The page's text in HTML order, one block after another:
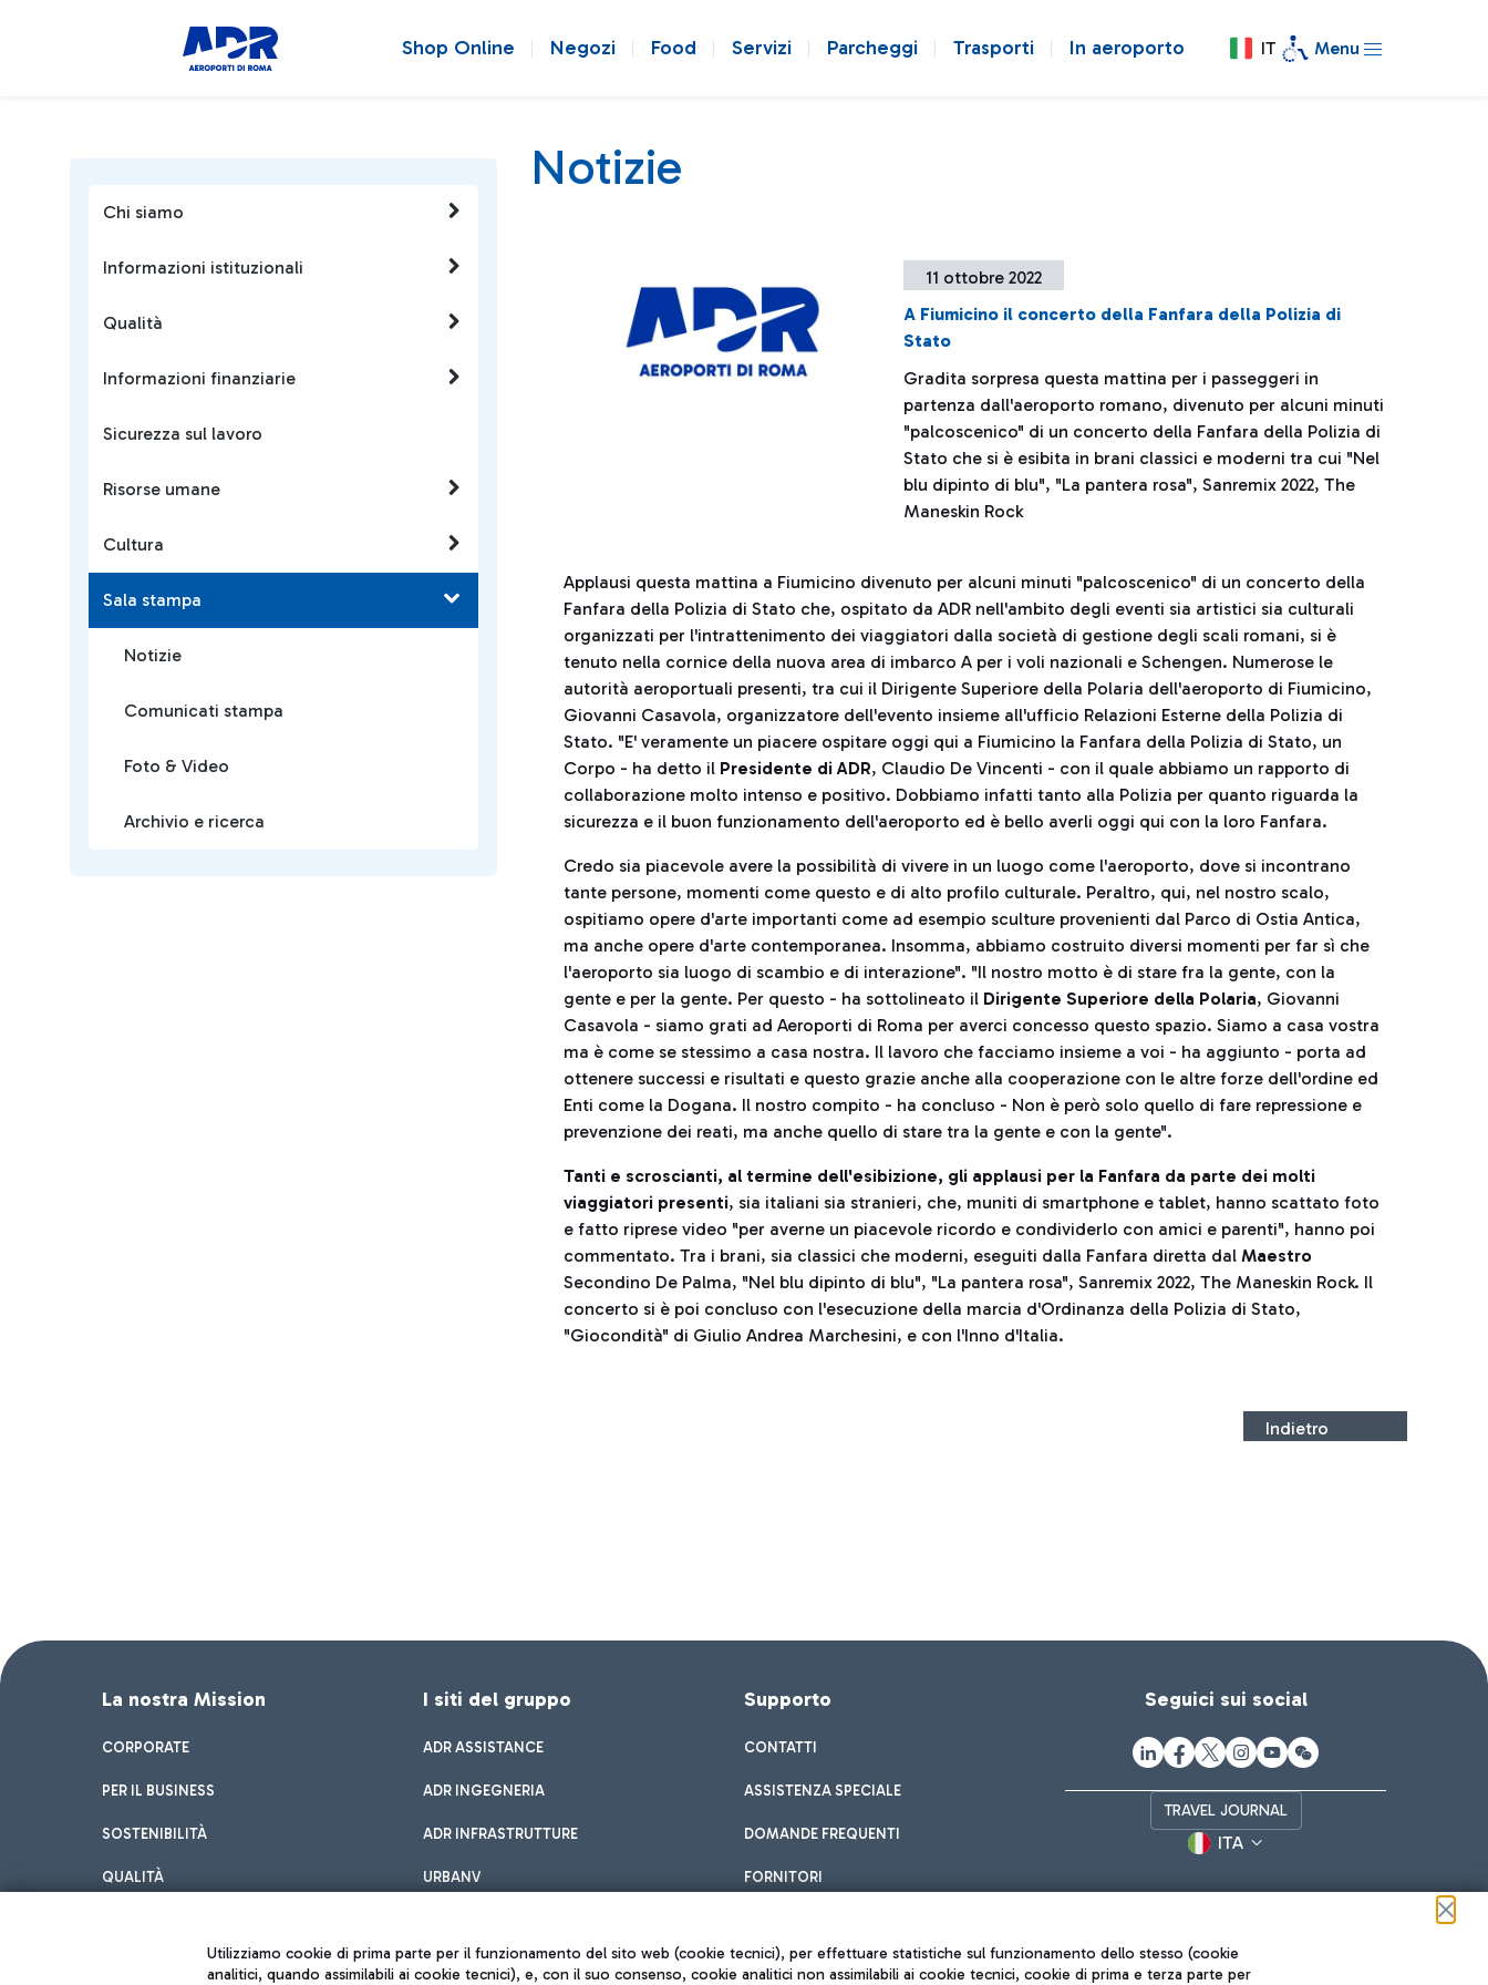
Shop Online Negozi Food Servizi Parcheggi Trasporti In aeroporto IT Menu
Chi siamo
Informazioni istituzionali
Qualità
Informazioni finanziarie
Sicurezza sul lavoro
Risorse umane
Cultura
Sala stampa
Notizie
Comunicati stampa
Foto & Video
Archivio e ricerca
Notizie
11 ottobre 2022
A Fiumicino il concerto della Fanfara della Polizia di
Stato
Gradita sorpresa questa mattina per i passeggeri in
partenza dall'aeroporto romano, divenuto per alcuni minuti
"palcoscenico" di un concerto della Fanfara della Polizia di
Stato che si è esibita in brani classici e moderni tra cui "Nel
blu dipinto di blu", "La pantera rosa", Sanremix 2022, The
Maneskin Rock
Applausi questa mattina a Fiumicino divenuto per alcuni minuti "palcoscenico" di un concerto della
Fanfara della Polizia di Stato che, ospitato da ADR nell'ambito degli eventi sia artistici sia culturali
organizzati per l'intrattenimento dei viaggiatori dalla società di gestione degli scali romani, si è
tenuto nella cornice della nuova area di imbarco A per i voli nazionali e Schengen. Numerose le
autorità aeroportuali presenti, tra cui il Dirigente Superiore della Polaria dell'aeroporto di Fiumicino,
Giovanni Casavola, organizzatore dell'evento insieme all'ufficio Relazioni Esterne della Polizia di
Stato. "E' veramente un piacere ospitare oggi qui a Fiumicino la Fanfara della Polizia di Stato, un
Corpo - ha detto il Presidente di ADR, Claudio De Vincenti - con il quale abbiamo un rapporto di
collaborazione molto intenso e positivo. Dobbiamo infatti tanto alla Polizia per quanto riguarda la
sicurezza e il buon funzionamento dell'aeroporto ed è bello averli oggi qui con la loro Fanfara.
Credo sia piacevole avere la possibilità di vivere in un luogo come l'aeroporto, dove si incontrano
tante persone, momenti come questo e di alto profilo culturale. Peraltro, qui, nel nostro scalo,
ospitiamo opere d'arte importanti come ad esempio sculture provenienti dal Parco di Ostia Antica,
ma anche opere d'arte contemporanea. Insomma, abbiamo costruito diversi momenti per far sì che
l'aeroporto sia luogo di scambio e di interazione". "Il nostro motto è di stare fra la gente, con la
gente e per la gente. Per questo - ha sottolineato il Dirigente Superiore della Polaria, Giovanni
Casavola - siamo grati ad Aeroporti di Roma per averci concesso questo spazio. Siamo a casa vostra
ma è come se stessimo a casa nostra. Il lavoro che facciamo insieme a voi - ha aggiunto - porta ad
ottenere successi e risultati e questo grazie anche alla cooperazione con le altre forze dell'ordine ed
Enti come la Dogana. Il nostro compito - ha concluso - Non è però solo quello di fare repressione e
prevenzione dei reati, ma anche quello di stare tra la gente e con la gente".
Tanti e scroscianti, al termine dell'esibizione, gli applausi per la Fanfara da parte dei molti
viaggiatori presenti, sia italiani sia stranieri, che, muniti di smartphone e tablet, hanno scattato foto
e fatto riprese video "per averne un piacevole ricordo e condividerlo con amici e parenti", hanno poi
commentato. Tra i brani, sia classici che moderni, eseguiti dalla Fanfara diretta dal Maestro
Secondino De Palma, "Nel blu dipinto di blu", "La pantera rosa", Sanremix 2022, The Maneskin Rock. Il
concerto si è poi concluso con l'esecuzione della marcia d'Ordinanza della Polizia di Stato,
"Giocondità" di Giulio Andrea Marchesini, e con l'Inno d'Italia.
Indietro
La nostra Mission
CORPORATE
PER IL BUSINESS
SOSTENIBILITÀ
QUALITÀ
I siti del gruppo
ADR ASSISTANCE
ADR INGEGNERIA
ADR INFRASTRUTTURE
URBANV
Supporto
CONTATTI
ASSISTENZA SPECIALE
DOMANDE FREQUENTI
FORNITORI
Seguici sui social
TRAVEL JOURNAL
ITA
Utilizziamo cookie di prima parte per il funzionamento del sito web (cookie tecnici), per effettuare statistiche sul funzionamento dello stesso (cookie
analitici, quando assimilabili ai cookie tecnici), e, con il suo consenso, cookie analitici non assimilabili ai cookie tecnici, cookie di prima e terza parte per